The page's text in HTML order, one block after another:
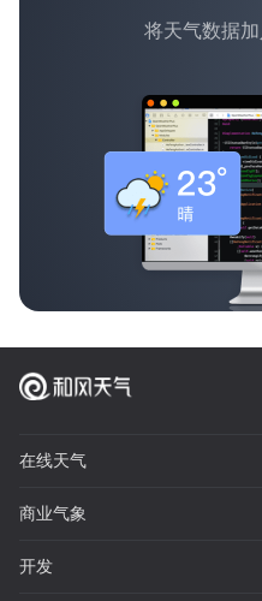
将天气数据
在线天气
商业气象
开发